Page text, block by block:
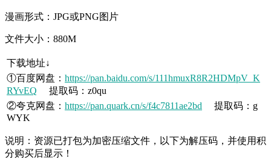
漫画形式：JPG或PNG图片
文件大小：880M
下载地址↓
①百度网盘： https://pan.baidu.com/s/111hmuxR8R2HDMpV_K
RYvEQ 提取码：z0qu
②夸克网盘： https://pan.quark.cn/s/f4c7811ae2bd 提取码：g
WYK
说明：资源已打包为加密压缩文件，以下为解压码，并使用积
分购买后显示！